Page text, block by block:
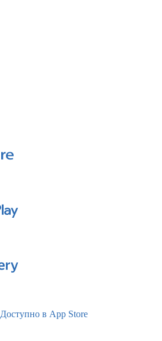
Доступно в App Store